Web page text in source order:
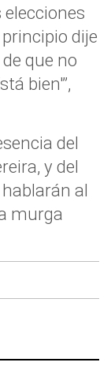
elecciones
dije
que no
bien'”,
del
y del
al
murga